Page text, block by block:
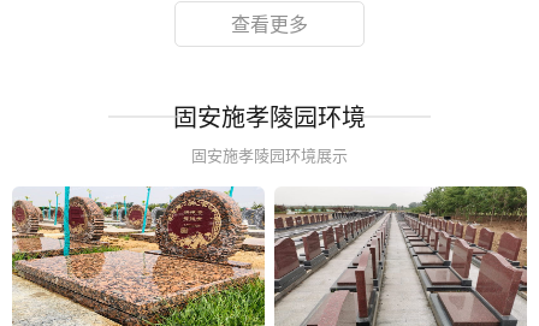
查看更多
固安施孝陵园环境
固安施孝陵园环境展示